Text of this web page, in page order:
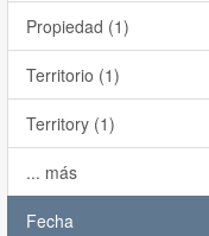
Propiedad (1)
Territorio (1)
Territory (1)
... más
Fecha